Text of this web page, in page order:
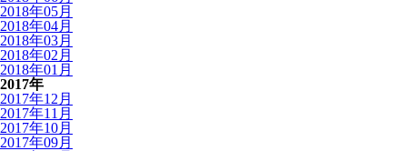
2018年05月
2018年04月
2018年03月
2018年02月
2018年01月
2017年
2017年12月
2017年11月
2017年10月
2017年09月